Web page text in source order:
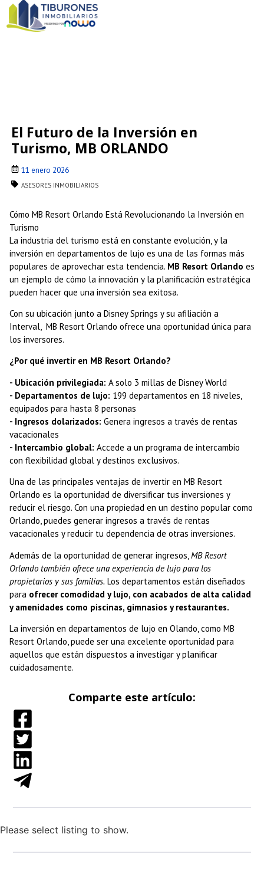
El Futuro de la Inversión en
Turismo, MB ORLANDO
11 enero 2026
ASESORES INMOBILIARIOS
Cómo MB Resort Orlando Está Revolucionando la Inversión en
Turismo
La industria del turismo está en constante evolución, y la
inversión en departamentos de lujo es una de las formas más
populares de aprovechar esta tendencia. MB Resort Orlando es
un ejemplo de cómo la innovación y la planificación estratégica
pueden hacer que una inversión sea exitosa.
Con su ubicación junto a Disney Springs y su afiliación a
Interval, MB Resort Orlando ofrece una oportunidad única para
los inversores.
¿Por qué invertir en MB Resort Orlando?
- Ubicación privilegiada: A solo 3 millas de Disney World
- Departamentos de lujo: 199 departamentos en 18 niveles,
equipados para hasta 8 personas
- Ingresos dolarizados: Genera ingresos a través de rentas
vacacionales
- Intercambio global: Accede a un programa de intercambio
con flexibilidad global y destinos exclusivos.
Una de las principales ventajas de invertir en MB Resort
Orlando es la oportunidad de diversificar tus inversiones y
reducir el riesgo. Con una propiedad en un destino popular como
Orlando, puedes generar ingresos a través de rentas
vacacionales y reducir tu dependencia de otras inversiones.
Además de la oportunidad de generar ingresos, MB Resort
Orlando también ofrece una experiencia de lujo para los
propietarios y sus familias. Los departamentos están diseñados
para ofrecer comodidad y lujo, con acabados de alta calidad
y amenidades como piscinas, gimnasios y restaurantes.
La inversión en departamentos de lujo en Olando, como MB
Resort Orlando, puede ser una excelente oportunidad para
aquellos que están dispuestos a investigar y planificar
cuidadosamente.
Comparte este artículo:
Please select listing to show.